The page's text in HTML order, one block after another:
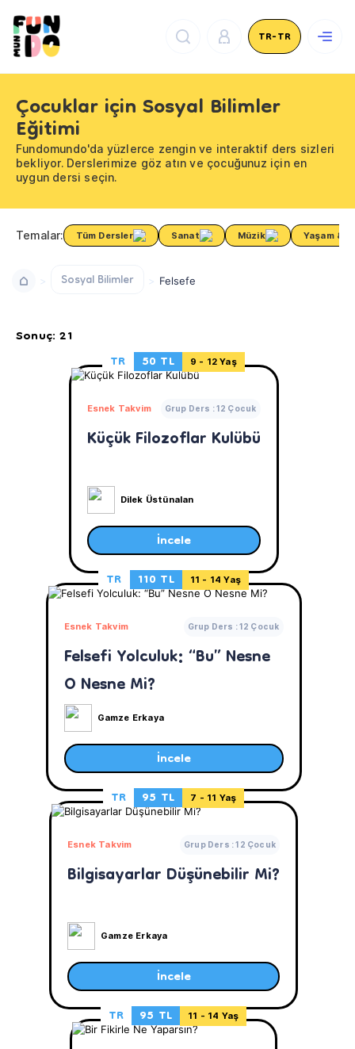
TR-TR
Çocuklar için Sosyal Bilimler
Eğitimi
Fundomundo'da yüzlerce zengin ve interaktif ders sizleri
bekliyor. Derslerimize göz atın ve çocuğunuz için en
uygun dersi seçin.
Temalar: Tüm Dersler Sanat Müzik Yaşam &
Sosyal Bilimler Felsefe
Sonuç: 21
TR
50 TL 9 - 12 Yaş
Esnek Takvim Grup Ders : 12 Çocuk
Küçük Filozoflar Kulübü
Dilek Üstünalan
İncele
TR
110 TL 11 - 14 Yaş
Esnek Takvim Grup Ders : 12 Çocuk
Felsefi Yolculuk: “Bu” Nesne
O Nesne Mi?
Gamze Erkaya
İncele
TR
95 TL 7 - 11 Yaş
Esnek Takvim Grup Ders : 12 Çocuk
Bilgisayarlar Düşünebilir Mi?
Gamze Erkaya
İncele
TR
95 TL 11 - 14 Yaş